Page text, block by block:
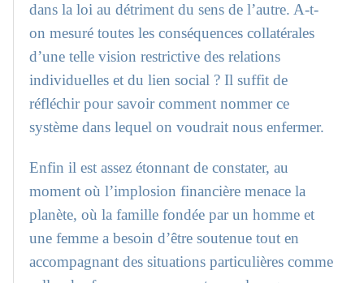
dans la loi au détriment du sens de l’autre. A-t-
on mesuré toutes les conséquences collatérales
d’une telle vision restrictive des relations
individuelles et du lien social ? Il suffit de
réfléchir pour savoir comment nommer ce
système dans lequel on voudrait nous enfermer.
Enfin il est assez étonnant de constater, au
moment où l’implosion financière menace la
planète, où la famille fondée par un homme et
une femme a besoin d’être soutenue tout en
accompagnant des situations particulières comme